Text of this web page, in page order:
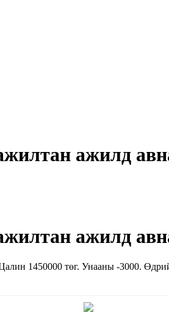
ажилд
ажилд
1450000 төг. Унааны -3000.